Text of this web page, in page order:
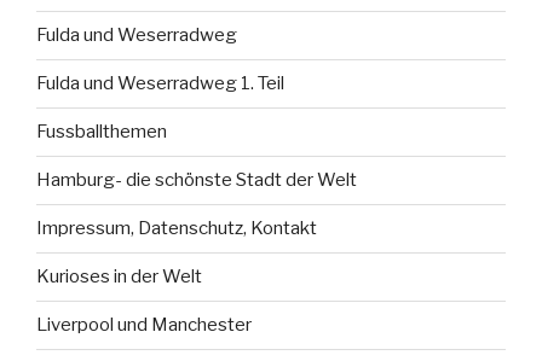
Fulda und Weserradweg
Fulda und Weserradweg 1. Teil
Fussballthemen
Hamburg- die schönste Stadt der Welt
Impressum, Datenschutz, Kontakt
Kurioses in der Welt
Liverpool und Manchester